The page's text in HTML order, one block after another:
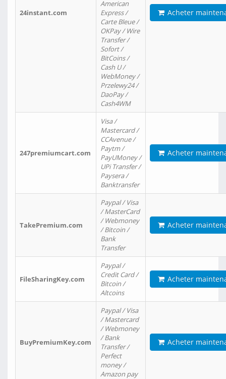
24instant.com
American
Express /
Carte Bleue /
OKPay / Wire
Transfer /
Sofort /
BitCoins /
Cash U /
WebMoney /
Przelewy24 /
DaoPay /
Cash4WM
Acheter
247premiumcart.com
Visa /
Mastercard /
CCAvenue /
Paytm /
PayUMoney /
UPi Transfer /
Paysera /
Banktransfer
Acheter
TakePremium.com
Paypal / Visa
/ MasterCard
/ Webmoney
/ Bitcoin /
Bank
Transfer
Acheter
FileSharingKey.com
Paypal /
Credit Card /
Bitcoin /
Altcoins
Acheter
BuyPremiumKey.com
Paypal / Visa
/ Mastercard
/ Webmoney
/ Bank
Transfer /
Perfect
money /
Amazon pay
Acheter